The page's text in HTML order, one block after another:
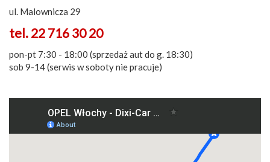
ul. Malownicza 29
tel. 22 716 30 20
pon-pt 7:30 - 18:00 (sprzedaż aut do g. 18:30)
sob 9-14 (serwis w soboty nie pracuje)